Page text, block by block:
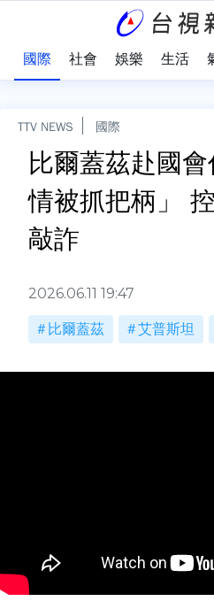
國際 社會 娛樂 生活
TTV NEWS 國際
比爾蓋茲赴國
情被抓把柄」
敲詐
2026.06.11 19:47
比爾蓋茲 艾普斯坦